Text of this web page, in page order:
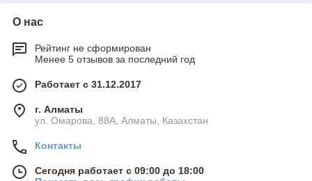
О нас
Рейтинг не сформирован
Менее 5 отзывов за последний год
Работает с 31.12.2017
г. Алматы
ул. Омарова, 88А, Алматы, Казахстан
Контакты
Сегодня работает с 09:00 до 18:00